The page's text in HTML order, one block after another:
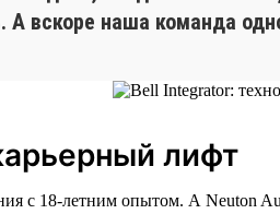
А вскоре наша команда
лифт
с 18-летним опытом. А Neuton